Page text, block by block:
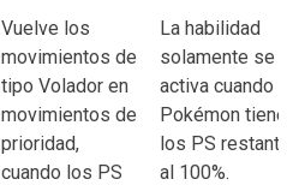
Vuelve los
movimientos de
tipo Volador en
movimientos de
prioridad,
cuando los PS
La habilidad
solamente se
activa cuando
Pokémon tiene
los PS
al 100%.